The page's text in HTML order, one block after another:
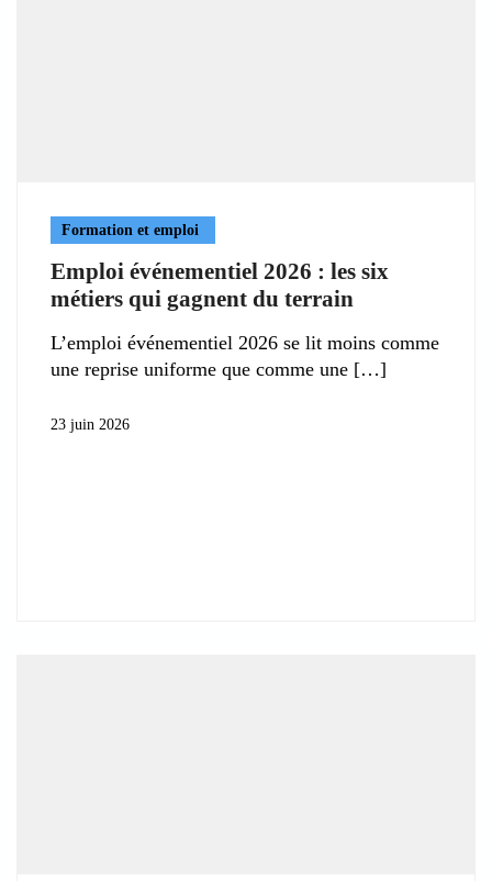
Formation et emploi
Emploi événementiel 2026 : les six
métiers qui gagnent du terrain
L’emploi événementiel 2026 se lit moins comme
une reprise uniforme que comme une
23 juin 2026